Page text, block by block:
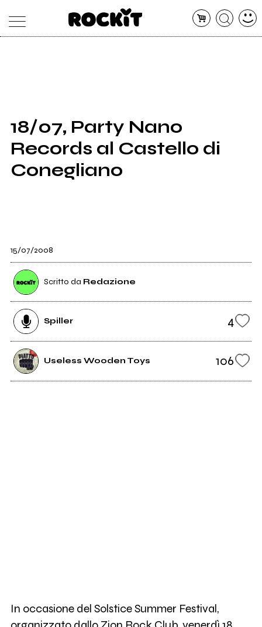
SHOP
RADIO
18/07, Party Nano
Records al Castello di
Conegliano
15/07/2008
Scritto da Redazione
Spiller 4
Useless Wooden Toys 106
In occasione del Solstice Summer Festival,